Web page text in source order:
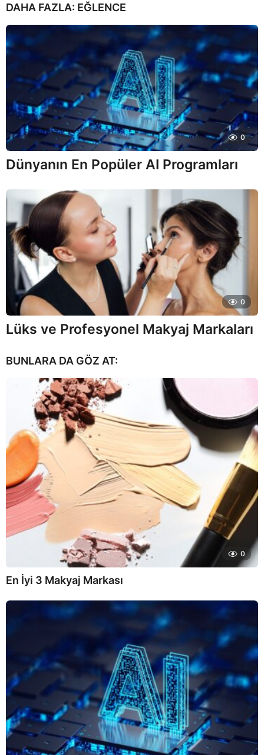
DAHA FAZLA: EĞLENCE
0
Dünyanın En Popüler AI Programları
0
Lüks ve Profesyonel Makyaj Markaları
BUNLARA DA GÖZ AT:
0
En İyi 3 Makyaj Markası